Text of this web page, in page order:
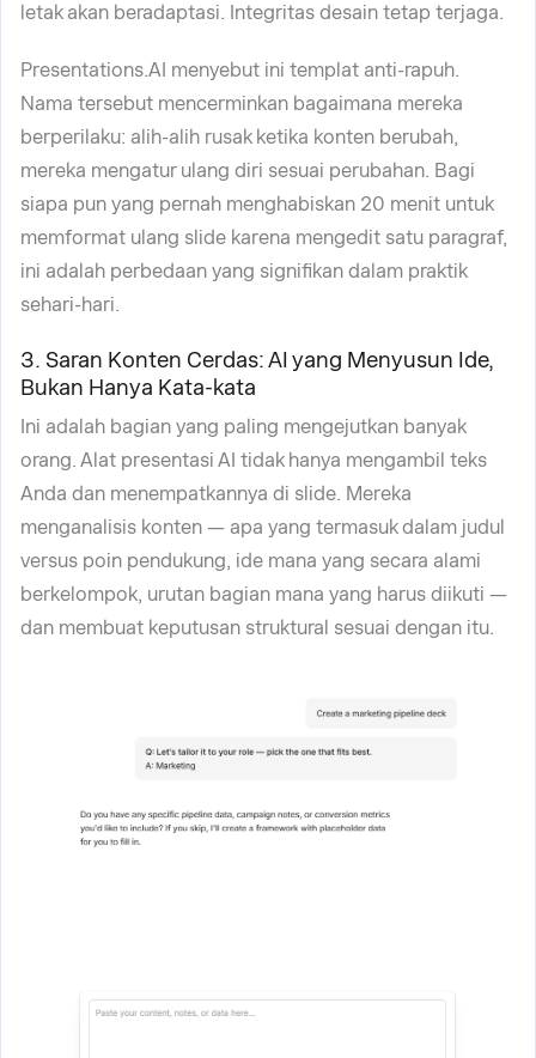
letak akan beradaptasi. Integritas desain tetap terjaga.
Presentations.AI menyebut ini templat anti-rapuh.
Nama tersebut mencerminkan bagaimana mereka
berperilaku: alih-alih rusak ketika konten berubah,
mereka mengatur ulang diri sesuai perubahan. Bagi
siapa pun yang pernah menghabiskan 20 menit untuk
memformat ulang slide karena mengedit satu paragraf,
ini adalah perbedaan yang signifikan dalam praktik
sehari-hari.
3. Saran Konten Cerdas: AI yang Menyusun Ide,
Bukan Hanya Kata-kata
Ini adalah bagian yang paling mengejutkan banyak
orang. Alat presentasi AI tidak hanya mengambil teks
Anda dan menempatkannya di slide. Mereka
menganalisis konten — apa yang termasuk dalam judul
versus poin pendukung, ide mana yang secara alami
berkelompok, urutan bagian mana yang harus diikuti —
dan membuat keputusan struktural sesuai dengan itu.